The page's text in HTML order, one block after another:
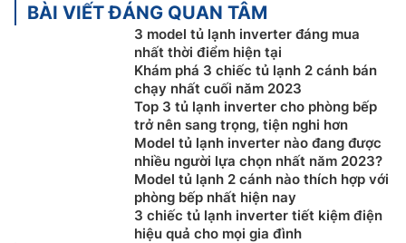
Loại bỏ mùi hôi khó chịu vì đã có bộ lọc
Bộ lọc than hoạt tính đã loại bỏ các mùi hôi từ bụi
bẩn, nấm mốc, trả lại bầu không khí trong lành cho tủ
lạnh. Nhờ đó mà thực phẩm được bảo quản sạch sẽ,
giữ được độ tươi ngon, đảm bảo an toàn cho sức khỏe
BÀI VIẾT ĐÁNG QUAN TÂM
3 model tủ lạnh inverter đáng mua
nhất thời điểm hiện tại
Khám phá 3 chiếc tủ lạnh 2 cánh bán
chạy nhất cuối năm 2023
Top 3 tủ lạnh inverter cho phòng bếp
trở nên sang trọng, tiện nghi hơn
Model tủ lạnh inverter nào đang được
nhiều người lựa chọn nhất năm 2023?
Model tủ lạnh 2 cánh nào thích hợp với
phòng bếp nhất hiện nay
3 chiếc tủ lạnh inverter tiết kiệm điện
hiệu quả cho mọi gia đình